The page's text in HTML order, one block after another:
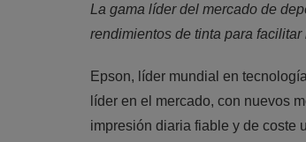
La gama líder del mercado de
rendimientos de tinta para
Epson, líder mundial en
líder en el mercado, con nuevos
impresión diaria fiable y de coste